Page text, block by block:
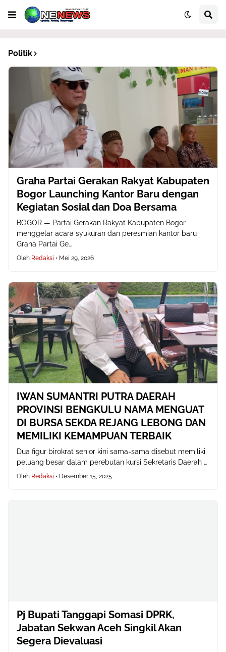
Politik
Graha Partai Gerakan Rakyat Kabupaten
Bogor Launching Kantor Baru dengan
Kegiatan Sosial dan Doa Bersama
BOGOR — Partai Gerakan Rakyat Kabupaten Bogor
menggelar acara syukuran dan peresmian kantor baru
Graha Partai Ge…
Oleh Redaksi • Mei 29, 2026
IWAN SUMANTRI PUTRA DAERAH
PROVINSI BENGKULU NAMA MENGUAT
DI BURSA SEKDA REJANG LEBONG DAN
MEMILIKI KEMAMPUAN TERBAIK
Dua figur birokrat senior kini sama-sama disebut memiliki
peluang besar dalam perebutan kursi Sekretaris Daerah …
Oleh Redaksi • Desember 15, 2025
Pj Bupati Tanggapi Somasi DPRK,
Jabatan Sekwan Aceh Singkil Akan
Segera Dievaluasi